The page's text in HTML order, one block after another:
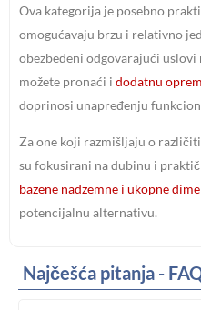
Ova kategorija je posebno
omogućavaju brzu i relativno
obezbeđeni odgovarajući uslovi
možete pronaći i dodatnu
doprinosi unapređenju
Za one koji razmišljaju o
su fokusirani na dubinu i
bazene nadzemne i ukopne
potencijalnu alternativu.
Najčešća pitanja -